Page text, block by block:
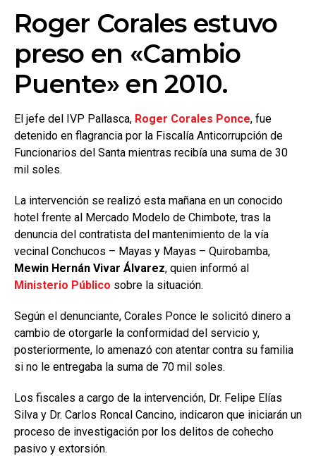
Roger Corales estuvo
preso en «Cambio
Puente» en 2010.
El jefe del IVP Pallasca, Roger Corales Ponce, fue
detenido en flagrancia por la Fiscalía Anticorrupción de
Funcionarios del Santa mientras recibía una suma de 30
mil soles.
La intervención se realizó esta mañana en un conocido
hotel frente al Mercado Modelo de Chimbote, tras la
denuncia del contratista del mantenimiento de la vía
vecinal Conchucos – Mayas y Mayas – Quirobamba,
Mewin Hernán Vivar Álvarez, quien informó al
Ministerio Público sobre la situación.
Según el denunciante, Corales Ponce le solicitó dinero a
cambio de otorgarle la conformidad del servicio y,
posteriormente, lo amenazó con atentar contra su familia
si no le entregaba la suma de 70 mil soles.
Los fiscales a cargo de la intervención, Dr. Felipe Elías
Silva y Dr. Carlos Roncal Cancino, indicaron que iniciarán un
proceso de investigación por los delitos de cohecho
pasivo y extorsión.